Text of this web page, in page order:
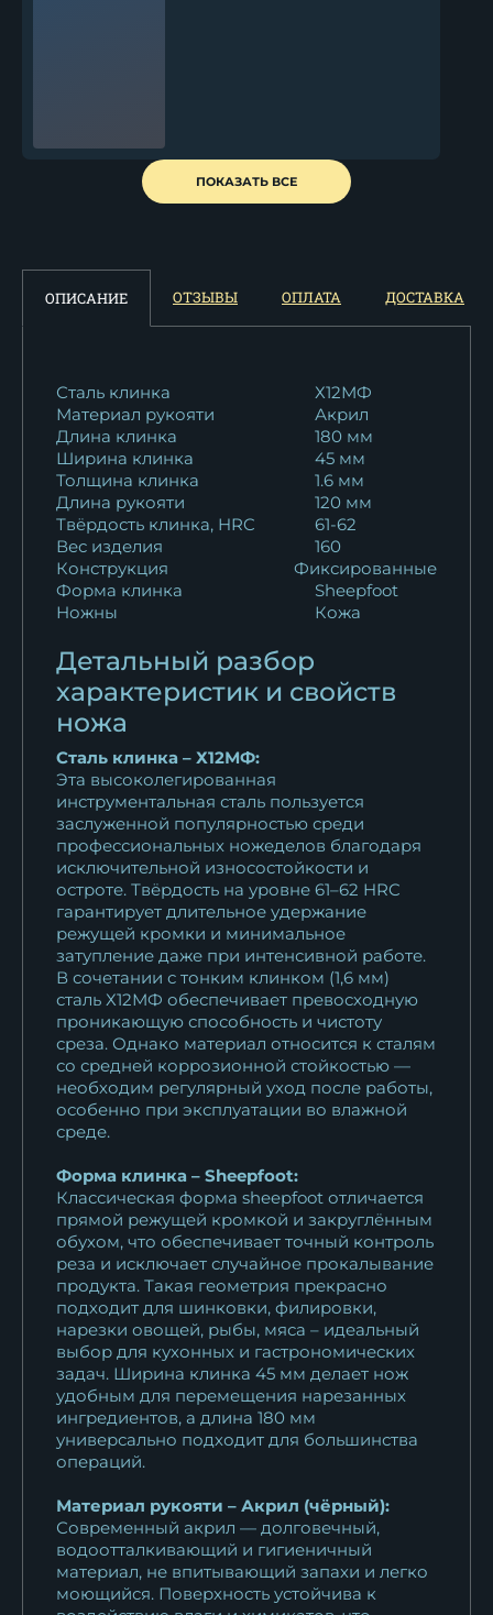
Кухонный нож Шеф № 11
сталь 95Х18...
Кухонный нож Шеф № 11
сталь Х12МФ...
Кухонный нож Шеф № 11
сталь 95Х18...
11 253
Кухонный нож Шеф № 11
сталь Х12МФ...
Кухонный нож Шеф № 11
11 253₽
Кухонный нож Шеф № 11
13 123₽
Кухонный нож Шеф № 11
сталь 95Х18...
11 253₽
Нож Шеф № 11 сталь Х12МФ
рукоять...
13 123₽
Нож Шеф № 11 сталь 95Х18
рукоять...
11 253₽
Кухонный нож Шеф № 11
13 068₽
ПОКАЗАТЬ ВСЕ
ОПИСАНИЕ ОТЗЫВЫ ОПЛАТА ДОСТАВКА
Сталь клинка
Х12МФ
Материал рукояти
Акрил
Длина клинка
180 мм
Ширина клинка
45 мм
Толщина клинка
1.6 мм
Длина рукояти
120 мм
Твёрдость клинка, HRC
61-62
Вес изделия
160
Конструкция
Фиксированные
Форма клинка
Sheepfoot
Ножны
Кожа
Детальный разбор
характеристик и свойств
ножа
Сталь клинка – Х12МФ:
Эта высоколегированная
инструментальная сталь пользуется
заслуженной популярностью среди
профессиональных ножеделов благодаря
исключительной износостойкости и
остроте. Твёрдость на уровне 61–62 HRC
гарантирует длительное удержание
режущей кромки и минимальное
затупление даже при интенсивной работе.
В сочетании с тонким клинком (1,6 мм)
сталь Х12МФ обеспечивает превосходную
проникающую способность и чистоту
среза. Однако материал относится к сталям
со средней коррозионной стойкостью —
необходим регулярный уход после работы,
особенно при эксплуатации во влажной
среде.
Форма клинка – Sheepfoot:
Классическая форма sheepfoot отличается
прямой режущей кромкой и закруглённым
обухом, что обеспечивает точный контроль
реза и исключает случайное прокалывание
продукта. Такая геометрия прекрасно
подходит для шинковки, филировки,
нарезки овощей, рыбы, мяса – идеальный
выбор для кухонных и гастрономических
задач. Ширина клинка 45 мм делает нож
удобным для перемещения нарезанных
ингредиентов, а длина 180 мм
универсально подходит для большинства
операций.
Материал рукояти – Акрил (чёрный):
Современный акрил — долговечный,
водоотталкивающий и гигиеничный
материал, не впитывающий запахи и легко
моющийся. Поверхность устойчива к